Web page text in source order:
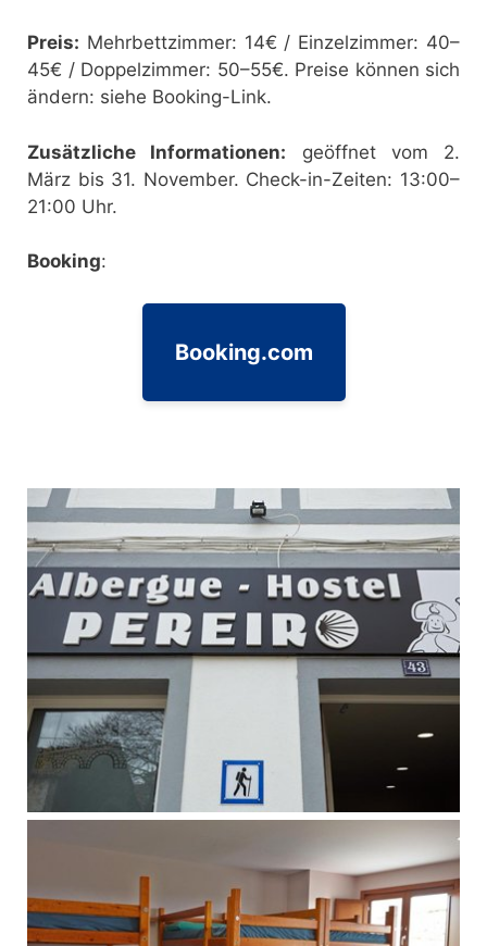
Preis: Mehrbettzimmer: 14€ / Einzelzimmer: 40–
45€ / Doppelzimmer: 50–55€. Preise können sich
ändern: siehe Booking-Link.
Zusätzliche Informationen: geöffnet vom 2.
März bis 31. November. Check-in-Zeiten: 13:00–
21:00 Uhr.
Booking:
Booking.com